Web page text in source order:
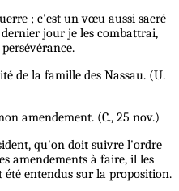
; c'est un vœu aussi sacré
jour je les combattrai,
de la famille des Nassau. (U.
amendement. (C., 25 nov.)
qu'on doit suivre l'ordre
amendements à faire, il les
entendus sur la proposition.